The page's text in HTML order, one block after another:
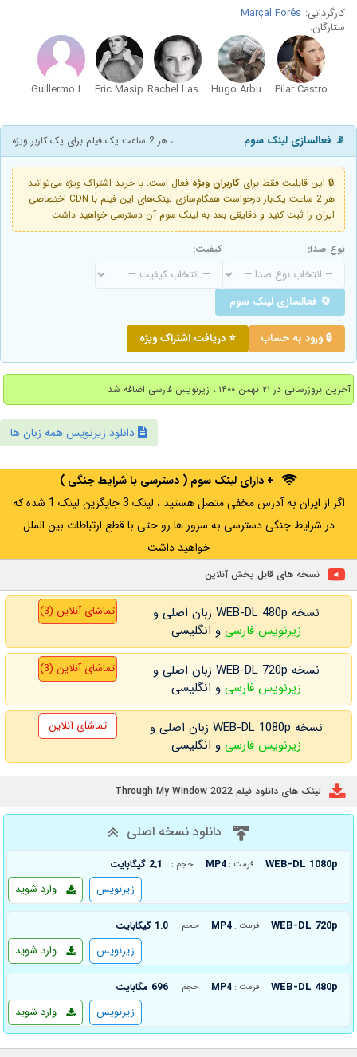
کارگردانی: Marçal Forés
ستارگان:
Pilar Castro
Hugo Arbues
Rachel Lascar
Eric Masip
Guillermo Lasheras
📡 فعالسازی لینک سوم ، هر 2 ساعت یک فیلم برای یک کاربر ویژه
🔒 این قابلیت فقط برای کاربران ویژه فعال است. با خرید اشتراک ویژه می‌توانید
هر 2 ساعت یک‌بار درخواست همگام‌سازی لینک‌های این فیلم با CDN اختصاصی
ایران را ثبت کنید و دقایقی بعد به لینک سوم آن دسترسی خواهید داشت
نوع صدا: کیفیت:
🔄 فعالسازی لینک سوم
🔒 ورود به حساب ⭐ دریافت اشتراک ویژه
آخرین بروزرسانی در ۲۱ بهمن ۱۴۰۰ ، زیرنویس فارسی اضافه شد
دانلود زیرنویس همه زبان ها
+ دارای لینک سوم ( دسترسی با شرایط جنگی )
اگر از ایران به آدرس مخفی متصل هستید ، لینک 3 جایگزین لینک 1 شده که
در شرایط جنگی دسترسی به سرور ها رو حتی با قطع ارتباطات بین الملل
خواهید داشت
نسخه های قابل پخش آنلاین
نسخه WEB-DL 480p زبان اصلی و
زیرنویس فارسی و انگلیسی
تماشای آنلاین (3)
نسخه WEB-DL 720p زبان اصلی و
زیرنویس فارسی و انگلیسی
تماشای آنلاین (3)
نسخه WEB-DL 1080p زبان اصلی و
زیرنویس فارسی و انگلیسی
تماشای آنلاین
لینک های دانلود فیلم Through My Window 2022
دانلود نسخه اصلی
WEB-DL 1080p فرمت : MP4 حجم : 2.1 گیگابایت
وارد شوید زیرنویس
WEB-DL 720p فرمت : MP4 حجم : 1.0 گیگابایت
وارد شوید زیرنویس
WEB-DL 480p فرمت : MP4 حجم : 696 مگابایت
وارد شوید زیرنویس